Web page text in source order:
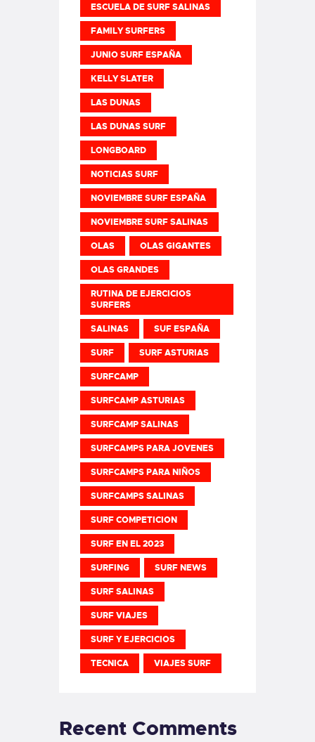
ESCUELA DE SURF SALINAS
FAMILY SURFERS
JUNIO SURF ESPAÑA
KELLY SLATER
LAS DUNAS
LAS DUNAS SURF
LONGBOARD
NOTICIAS SURF
NOVIEMBRE SURF ESPAÑA
NOVIEMBRE SURF SALINAS
OLAS OLAS GIGANTES
OLAS GRANDES
RUTINA DE EJERCICIOS
SURFERS
SALINAS SUF ESPAÑA
SURF SURF ASTURIAS
SURFCAMP
SURFCAMP ASTURIAS
SURFCAMP SALINAS
SURFCAMPS PARA JOVENES
SURFCAMPS PARA NIÑOS
SURFCAMPS SALINAS
SURF COMPETICION
SURF EN EL 2023
SURFING SURF NEWS
SURF SALINAS
SURF VIAJES
SURF Y EJERCICIOS
TECNICA VIAJES SURF
Recent Comments